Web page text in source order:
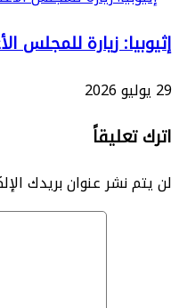
68
إثيوبيا: زيارة
29 يوليو 2026
اترك تعليقاً
لن يتم نشر عنوان بريدك